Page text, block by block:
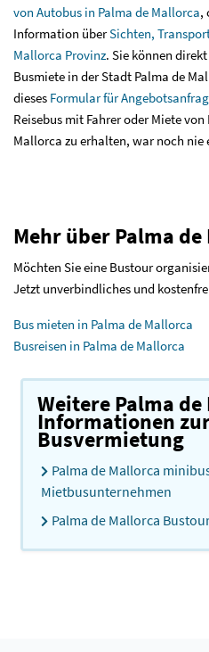
von Autobus in Palma de Mallorca,
Information überSichten,
Mallorca Provinz. Sie können
Busmiete in der Stadt Palma de
dieses Formular für
Reisebus mit Fahrer oder Miete
Mallorca zu erhalten, war noch nie
Mehr über Palma
Möchten Sie eine Bustour
Jetzt unverbindliches und
Bus mieten in Palma de Mallorca
Busreisen in Palma de Mallorca
Weitere Palma
Informationen
Busvermietung
Palma de Mallorca
Mietbusunternehmen
Palma de Mallorca